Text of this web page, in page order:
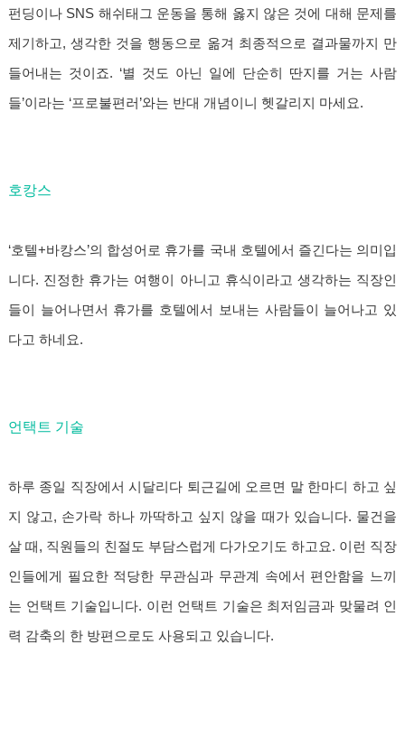
펀딩이나 SNS 해쉬태그 운동을 통해 옳지 않은 것에 대해 문제를
제기하고, 생각한 것을 행동으로 옮겨 최종적으로 결과물까지 만
들어내는 것이죠. ‘별 것도 아닌 일에 단순히 딴지를 거는 사람
들’이라는 ‘프로불편러’와는 반대 개념이니 헷갈리지 마세요.
호캉스
‘호텔+바캉스’의 합성어로 휴가를 국내 호텔에서 즐긴다는 의미입
니다. 진정한 휴가는 여행이 아니고 휴식이라고 생각하는 직장인
들이 늘어나면서 휴가를 호텔에서 보내는 사람들이 늘어나고 있
다고 하네요.
언택트 기술
하루 종일 직장에서 시달리다 퇴근길에 오르면 말 한마디 하고 싶
지 않고, 손가락 하나 까딱하고 싶지 않을 때가 있습니다. 물건을
살 때, 직원들의 친절도 부담스럽게 다가오기도 하고요. 이런 직장
인들에게 필요한 적당한 무관심과 무관계 속에서 편안함을 느끼
는 언택트 기술입니다. 이런 언택트 기술은 최저임금과 맞물려 인
력 감축의 한 방편으로도 사용되고 있습니다.